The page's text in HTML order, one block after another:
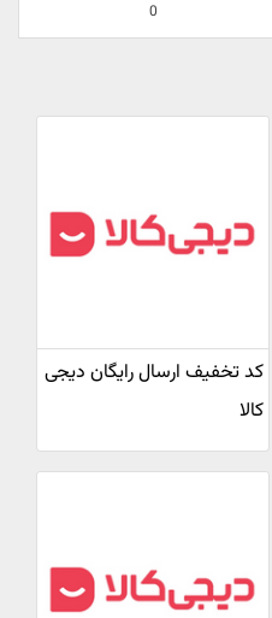
0
کد تخفیف ارسال رایگان دیجی
کالا